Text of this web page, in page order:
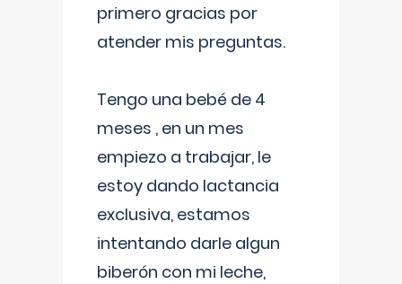
primero gracias por
atender mis preguntas.
Tengo una bebé de 4
meses , en un mes
empiezo a trabajar, le
estoy dando lactancia
exclusiva, estamos
intentando darle algun
biberón con mi leche,